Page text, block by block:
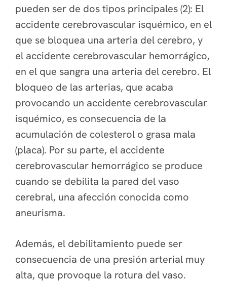
pueden ser de dos tipos principales (2): El
accidente cerebrovascular isquémico, en el
que se bloquea una arteria del cerebro, y
el accidente cerebrovascular hemorrágico,
en el que sangra una arteria del cerebro. El
bloqueo de las arterias, que acaba
provocando un accidente cerebrovascular
isquémico, es consecuencia de la
acumulación de colesterol o grasa mala
(placa). Por su parte, el accidente
cerebrovascular hemorrágico se produce
cuando se debilita la pared del vaso
cerebral, una afección conocida como
aneurisma.
Además, el debilitamiento puede ser
consecuencia de una presión arterial muy
alta, que provoque la rotura del vaso.